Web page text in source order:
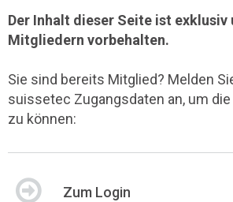
Der Inhalt dieser Seite ist exklusiv
Mitgliedern vorbehalten.
Sie sind bereits Mitglied? Melden
suissetec Zugangsdaten an, um
zu können:
Zum Login